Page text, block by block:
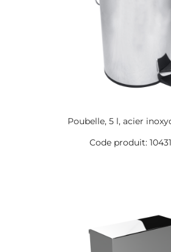
Poubelle, 5 l, acier
Code produit: